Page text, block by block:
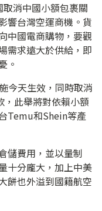
取消中國小額包裹關
響台灣空運商機。貨
中國電商購物，要觀
需求遠大於供給，即
。
今天生效，同時取消
此舉將對依賴小額
Temu和Shein等產
儲費用，並以量制
十分龐大，加上中美
餅也外溢到國籍航空